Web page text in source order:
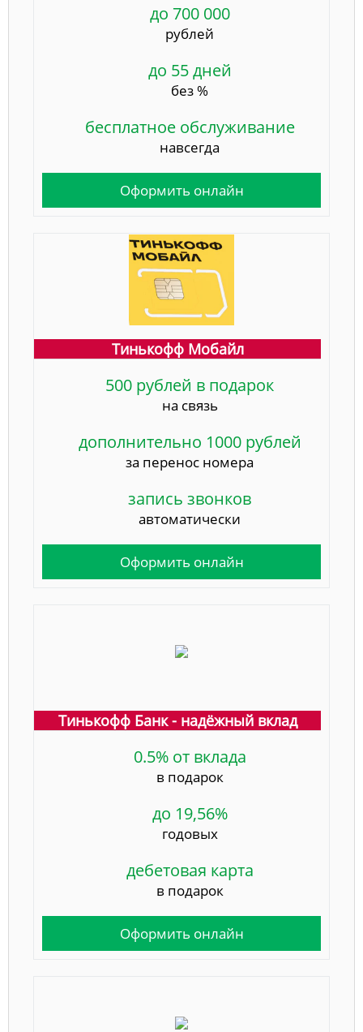
до 700 000
рублей
до 55 дней
без %
бесплатное обслуживание
навсегда
Оформить онлайн
Тинькофф Мобайл
500 рублей в подарок
на связь
дополнительно 1000 рублей
за перенос номера
запись звонков
автоматически
Оформить онлайн
Тинькофф Банк - надёжный вклад
0.5% от вклада
в подарок
до 19,56%
годовых
дебетовая карта
в подарок
Оформить онлайн